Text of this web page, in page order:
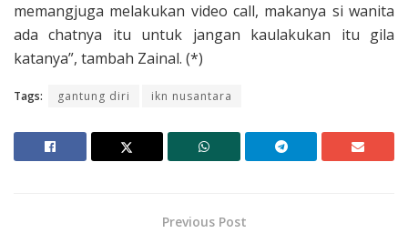
memangjuga melakukan video call, makanya si wanita
ada chatnya itu untuk jangan kaulakukan itu gila
katanya”, tambah Zainal. (*)
Tags: gantung diri ikn nusantara
Previous Post